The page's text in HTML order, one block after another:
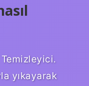
Temizleyici.
yıkayarak